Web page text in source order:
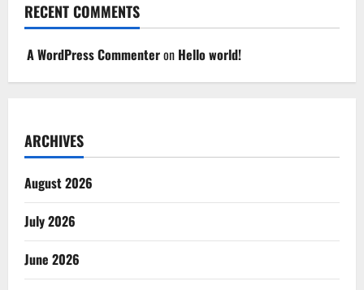
RECENT COMMENTS
A WordPress Commenteron Hello world!
ARCHIVES
August 2026
July 2026
June 2026